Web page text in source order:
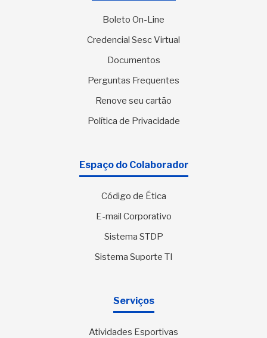
Boleto On-Line
Credencial Sesc Virtual
Documentos
Perguntas Frequentes
Renove seu cartão
Política de Privacidade
Espaço do Colaborador
Código de Ética
E-mail Corporativo
Sistema STDP
Sistema Suporte TI
Serviços
Atividades Esportivas